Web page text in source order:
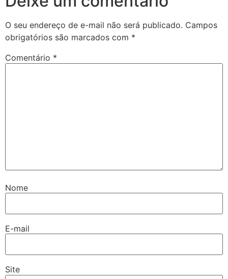
O seu endereço de e-mail não será publicado. Campos
obrigatórios são marcados com *
Comentário *
Nome
E-mail
Site